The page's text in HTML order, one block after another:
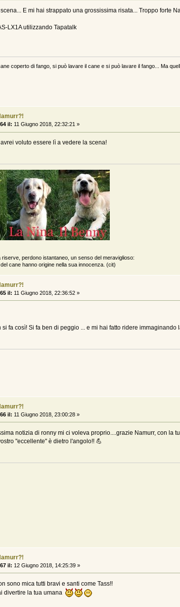
E mi hai strappato una grossissima risata... Troppo forte
LX1A utilizzando Tapatalk
coperto di fango, si può lavare il cane e si può lavare il fango... Ma
il: 11 Giugno 2018, 22:32:21 »
voluto essere lì a vedere la scena!
riserve, perdono istantaneo, un senso del meraviglioso:
cane hanno origine nella sua innocenza. (cit)
il: 11 Giugno 2018, 22:36:52 »
si fa così! Si fa ben di peggio ... e mi hai fatto ridere immaginando
il: 11 Giugno 2018, 23:00:28 »
notizia di ronny mi ci voleva proprio....grazie Namurr, con la
"eccellente" è dietro l'angolo!! 💪
il: 12 Giugno 2018, 14:25:39 »
sono mica tutti bravi e santi come Tass!!
divertire la tua umana